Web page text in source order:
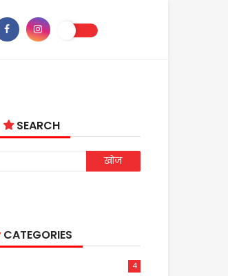
SEARCH
CATEGORIES
4